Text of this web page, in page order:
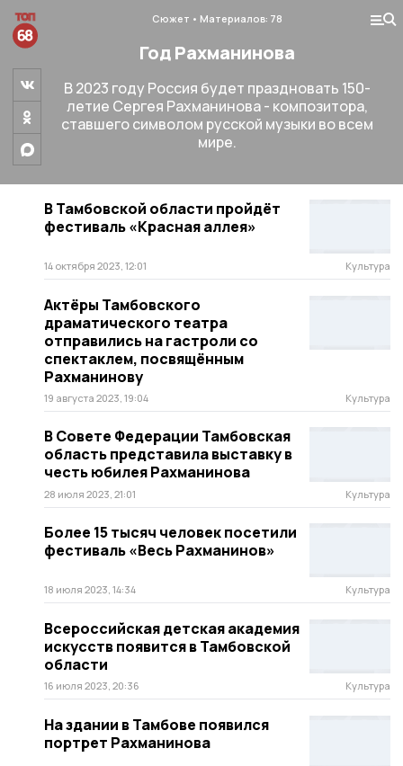
Сюжет Материалов: 78
Год Рахманинова
В 2023 году Россия будет праздновать 150-
летие Сергея Рахманинова - композитора,
ставшего символом русской музыки во всем
мире.
В Тамбовской области пройдёт
фестиваль «Красная аллея»
14 октября 2023, 12:01 Культура
Актёры Тамбовского
драматического театра
отправились на гастроли со
спектаклем, посвящённым
Рахманинову
19 августа 2023, 19:04 Культура
В Совете Федерации Тамбовская
область представила выставку в
честь юбилея Рахманинова
28 июля 2023, 21:01 Культура
Более 15 тысяч человек посетили
фестиваль «Весь Рахманинов»
18 июля 2023, 14:34 Культура
Всероссийская детская академия
искусств появится в Тамбовской
области
16 июля 2023, 20:36 Культура
На здании в Тамбове появился
портрет Рахманинова